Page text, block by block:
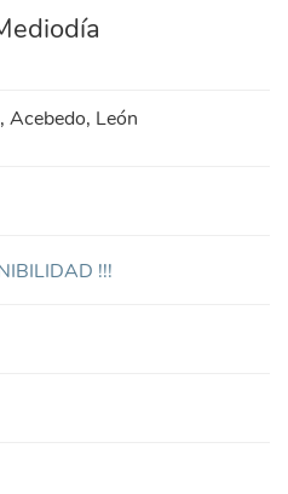
León
!!!